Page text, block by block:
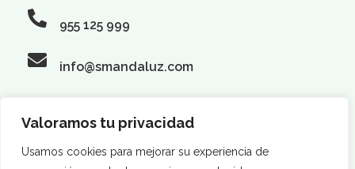
Valoramos tu privacidad
Usamos cookies para mejorar su experiencia de
955 125 999
info@smandaluz.com
Síguenos